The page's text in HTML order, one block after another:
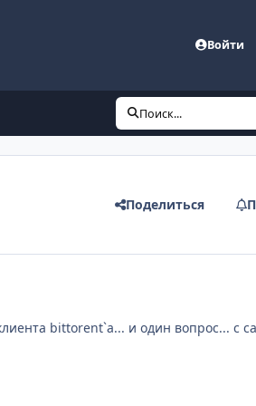
Войти
Поиск...
Поделиться
bittorent`а... и один вопрос... с